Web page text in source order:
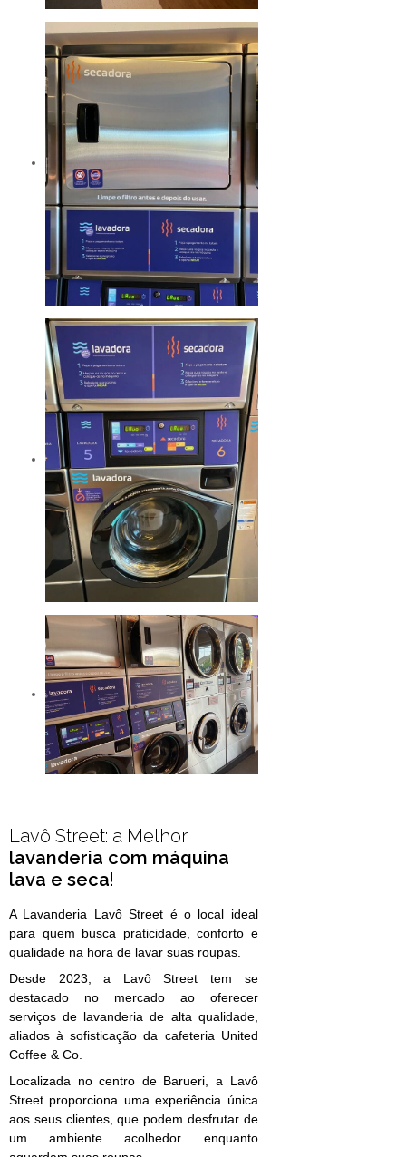
Lavô Street: a Melhor
lavanderia com máquina
lava e seca!
A Lavanderia Lavô Street é o local ideal
para quem busca praticidade, conforto e
qualidade na hora de lavar suas roupas.
Desde 2023, a Lavô Street tem se
destacado no mercado ao oferecer
serviços de lavanderia de alta qualidade,
aliados à sofisticação da cafeteria United
Coffee & Co.
Localizada no centro de Barueri, a Lavô
Street proporciona uma experiência única
aos seus clientes, que podem desfrutar de
um ambiente acolhedor enquanto